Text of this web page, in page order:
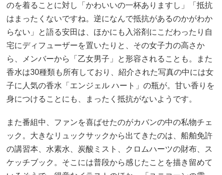
のを着ることに対し「かわいいの一杯ありますし」「抵抗
はまったくないですね。逆になんで抵抗があるのかがわか
らない」と語る安田は、ほかにも入浴剤にこだわったり自
宅にディフューザーを置いたりと、その女子力の高さか
ら、メンバーから「乙女男子」と形容されることも。また
香水は30種類も所有しており、紹介された写真の中には女
子に人気の香水「エンジェル ハート」の瓶が。甘い香りを
身につけることにも、まったく抵抗がないようです。
また番組中、ファンを喜ばせたのがカバンの中の私物チェ
ック。大きなリュックサックから出てきたのは、船舶免許
の講習本、水素水、炭酸ミスト、クロムハーツの財布、ス
ケッチブック。そこには普段から感じたことを描き留めて